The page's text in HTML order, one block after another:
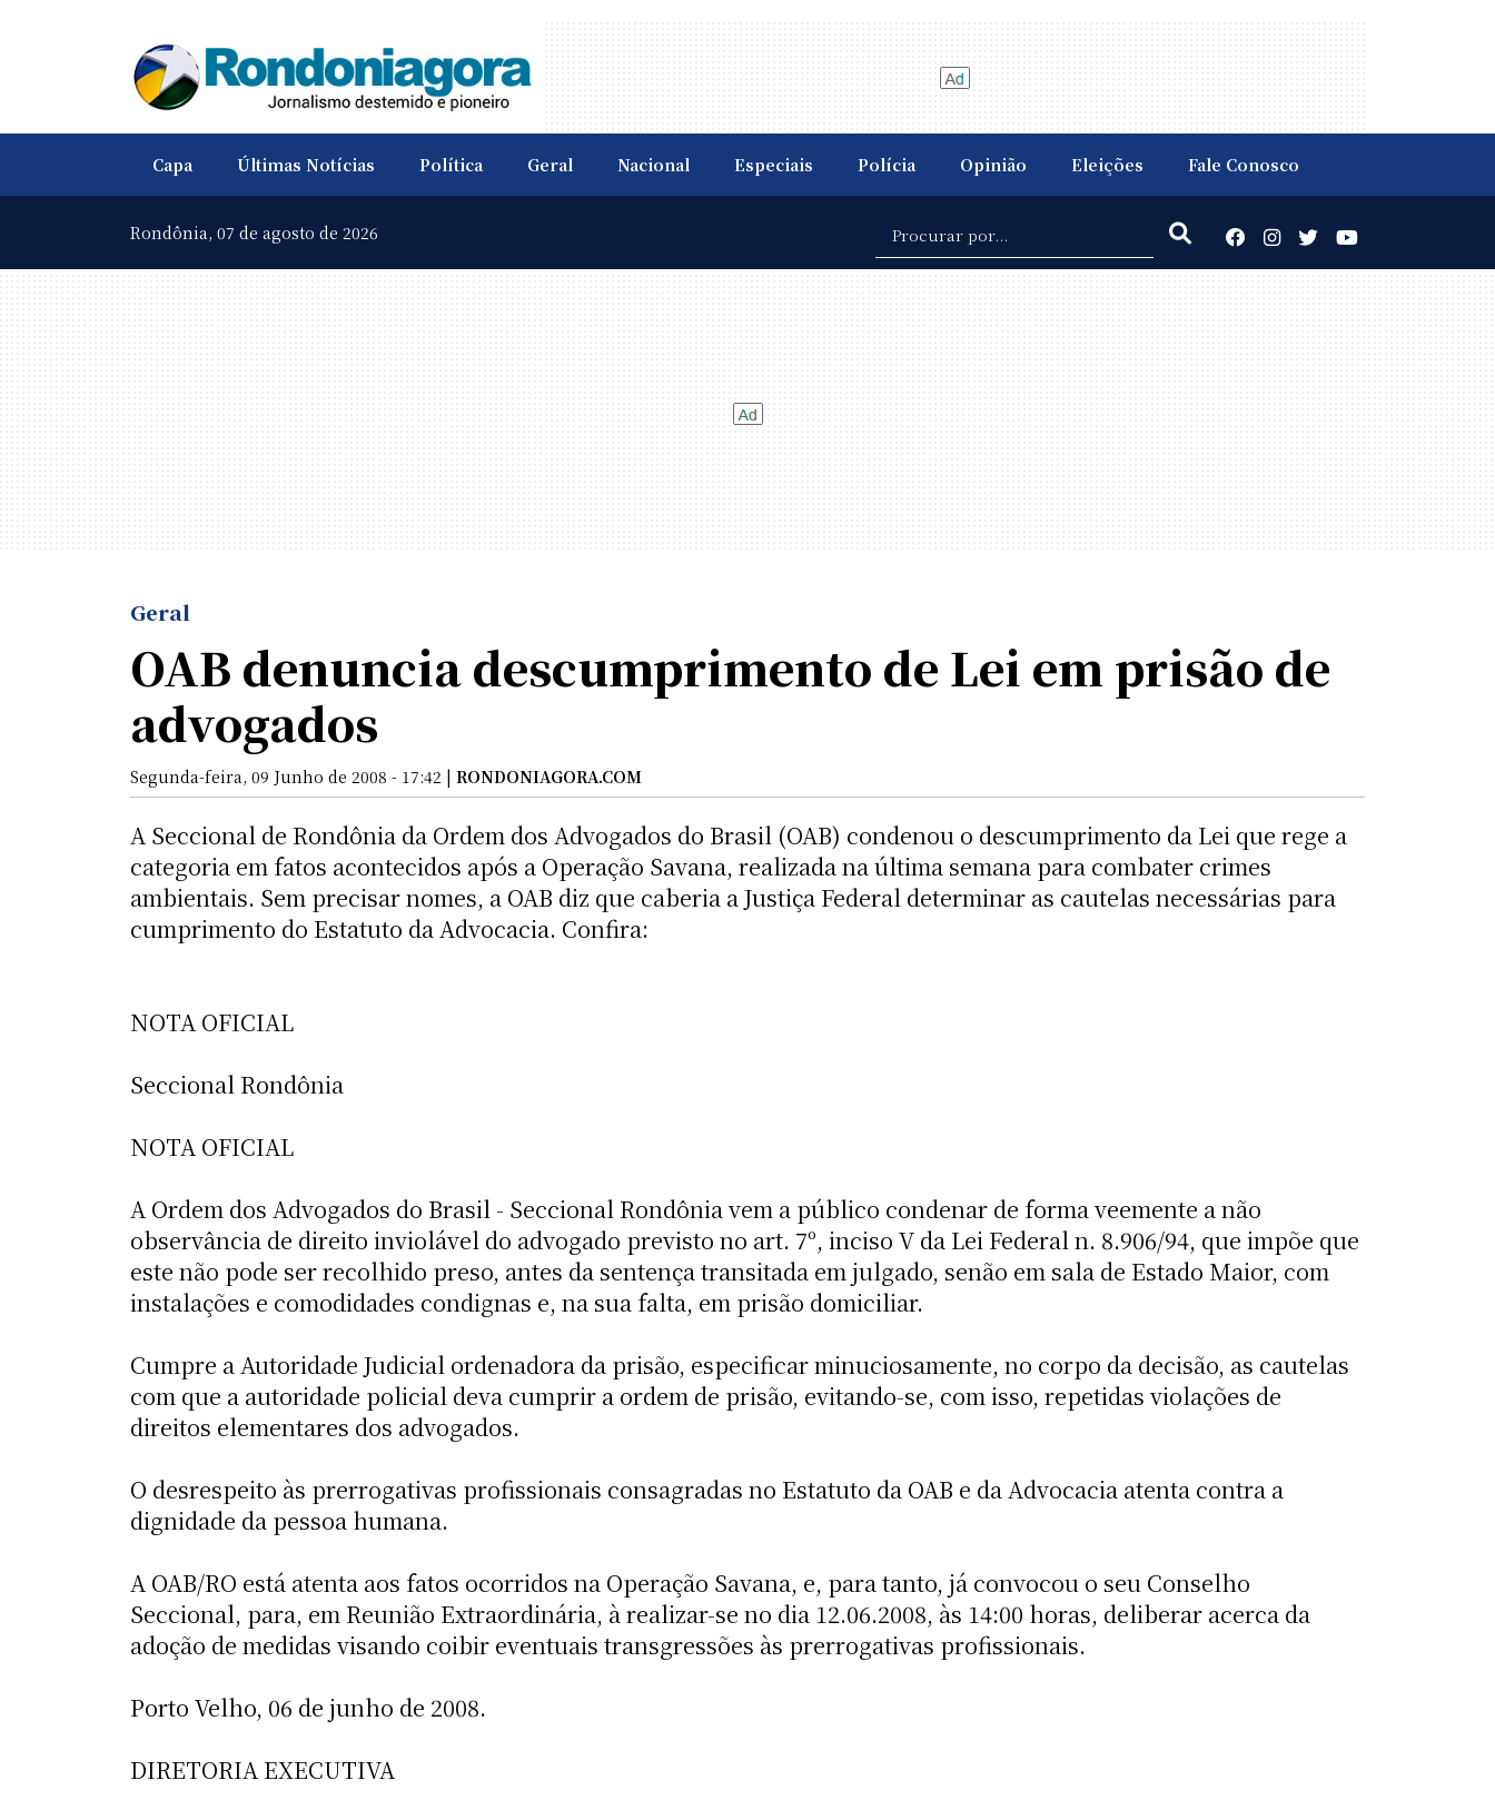
Capa Últimas Notícias Política Geral Nacional Especiais Polícia Opinião Eleições Fale Conosco
Rondônia, 07 de agosto de 2026
Geral
OAB denuncia descumprimento de Lei em prisão de
advogados
Segunda-feira, 09 Junho de 2008 - 17:42 | RONDONIAGORA.COM
A Seccional de Rondônia da Ordem dos Advogados do Brasil (OAB) condenou o descumprimento da Lei que rege a
categoria em fatos acontecidos após a Operação Savana, realizada na última semana para combater crimes
ambientais. Sem precisar nomes, a OAB diz que caberia a Justiça Federal determinar as cautelas necessárias para
cumprimento do Estatuto da Advocacia. Confira:
NOTA OFICIAL
Seccional Rondônia
NOTA OFICIAL
A Ordem dos Advogados do Brasil - Seccional Rondônia vem a público condenar de forma veemente a não
observância de direito inviolável do advogado previsto no art. 7º, inciso V da Lei Federal n. 8.906/94, que impõe que
este não pode ser recolhido preso, antes da sentença transitada em julgado, senão em sala de Estado Maior, com
instalações e comodidades condignas e, na sua falta, em prisão domiciliar.
Cumpre a Autoridade Judicial ordenadora da prisão, especificar minuciosamente, no corpo da decisão, as cautelas
com que a autoridade policial deva cumprir a ordem de prisão, evitando-se, com isso, repetidas violações de
direitos elementares dos advogados.
O desrespeito às prerrogativas profissionais consagradas no Estatuto da OAB e da Advocacia atenta contra a
dignidade da pessoa humana.
A OAB/RO está atenta aos fatos ocorridos na Operação Savana, e, para tanto, já convocou o seu Conselho
Seccional, para, em Reunião Extraordinária, à realizar-se no dia 12.06.2008, às 14:00 horas, deliberar acerca da
adoção de medidas visando coibir eventuais transgressões às prerrogativas profissionais.
Porto Velho, 06 de junho de 2008.
DIRETORIA EXECUTIVA